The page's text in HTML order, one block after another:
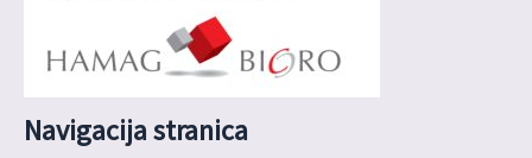
Navigacija stranica